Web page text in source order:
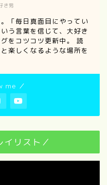
き男
「毎日真面目にやってい
う言葉を信じて、大好き
をコツコツ更新中。 読
楽しくなるような場所を
me ／
イリスト／